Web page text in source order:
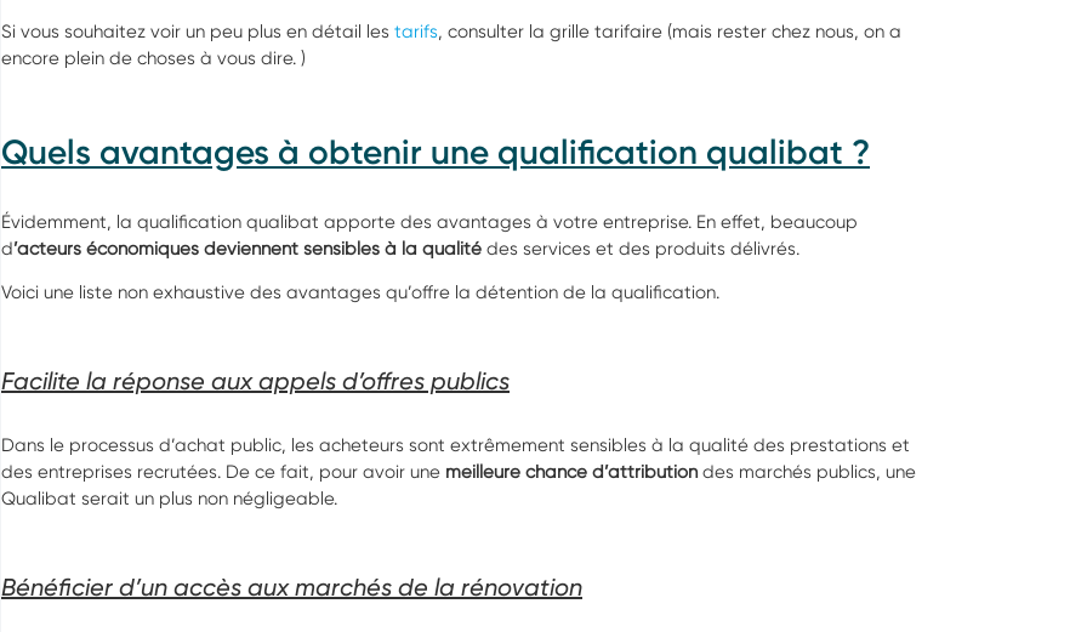
Si vous souhaitez voir un peu plus en détail les tarifs, consulter la grille tarifaire (mais rester chez nous, on a
encore plein de choses à vous dire. )
Quels avantages à obtenir une qualification qualibat ?
Évidemment, la qualification qualibat apporte des avantages à votre entreprise. En effet, beaucoup
d’acteurs économiques deviennent sensibles à la qualité des services et des produits délivrés.
Voici une liste non exhaustive des avantages qu’offre la détention de la qualification.
Facilite la réponse aux appels d’offres publics
Dans le processus d’achat public, les acheteurs sont extrêmement sensibles à la qualité des prestations et
des entreprises recrutées. De ce fait, pour avoir une meilleure chance d’attribution des marchés publics, une
Qualibat serait un plus non négligeable.
Bénéficier d’un accès aux marchés de la rénovation